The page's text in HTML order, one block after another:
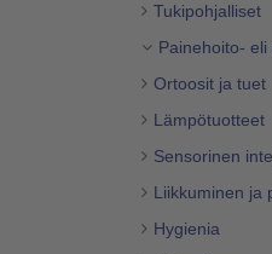
Tukipohjalliset
Painehoito-
Ortoosit ja tuet
Lämpötuotteet
Sensorinen
Liikkuminen ja
Hygienia